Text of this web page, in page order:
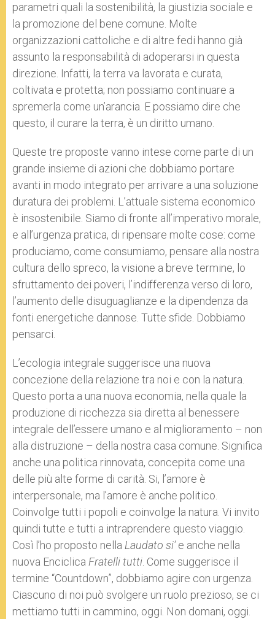
parametri quali la sostenibilità, la giustizia sociale e
la promozione del bene comune. Molte
organizzazioni cattoliche e di altre fedi hanno già
assunto la responsabilità di adoperarsi in questa
direzione. Infatti, la terra va lavorata e curata,
coltivata e protetta; non possiamo continuare a
spremerla come un’arancia. E possiamo dire che
questo, il curare la terra, è un diritto umano.
Queste tre proposte vanno intese come parte di un
grande insieme di azioni che dobbiamo portare
avanti in modo integrato per arrivare a una soluzione
duratura dei problemi. L’attuale sistema economico
è insostenibile. Siamo di fronte all’imperativo morale,
e all’urgenza pratica, di ripensare molte cose: come
produciamo, come consumiamo, pensare alla nostra
cultura dello spreco, la visione a breve termine, lo
sfruttamento dei poveri, l’indifferenza verso di loro,
l’aumento delle disuguaglianze e la dipendenza da
fonti energetiche dannose. Tutte sfide. Dobbiamo
pensarci.
L’ecologia integrale suggerisce una nuova
concezione della relazione tra noi e con la natura.
Questo porta a una nuova economia, nella quale la
produzione di ricchezza sia diretta al benessere
integrale dell’essere umano e al miglioramento – non
alla distruzione – della nostra casa comune. Significa
anche una politica rinnovata, concepita come una
delle più alte forme di carità. Si, l’amore è
interpersonale, ma l’amore è anche politico.
Coinvolge tutti i popoli e coinvolge la natura. Vi invito
quindi tutte e tutti a intraprendere questo viaggio.
Così l’ho proposto nella Laudato si’e anche nella
nuova Enciclica Fratelli tutti . Come suggerisce il
termine “Countdown”, dobbiamo agire con urgenza.
Ciascuno di noi può svolgere un ruolo prezioso, se ci
mettiamo tutti in cammino, oggi. Non domani, oggi.